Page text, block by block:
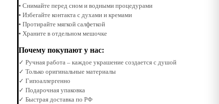
• Снимайте перед сном и водными процедурами
• Избегайте контакта с духами и кремами
• Протирайте мягкой салфеткой
• Храните в отдельном мешочке
Почему покупают у нас:
✓ Ручная работа – каждое украшение создается с душой
✓ Только оригинальные материалы
✓ Гипоаллергенно
✓ Подарочная упаковка
✓ Быстрая доставка по РФ